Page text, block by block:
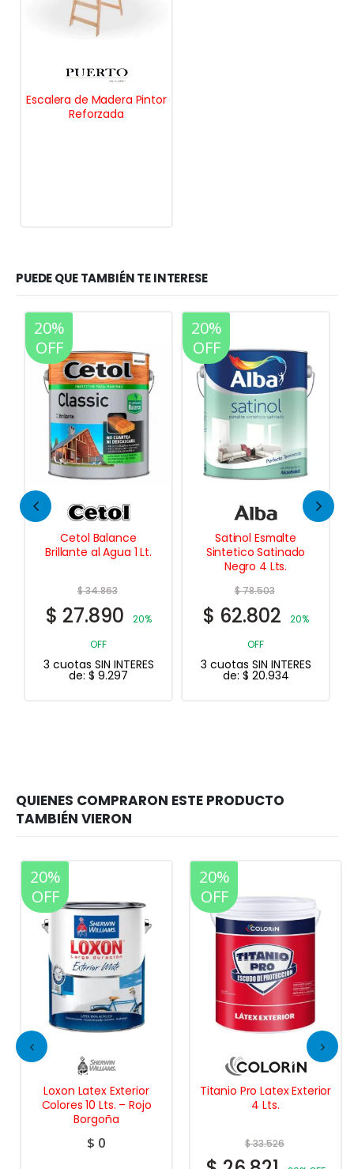
Escalera de Madera Pintor
Reforzada
PUEDE QUE TAMBIÉN TE INTERESE
20%
OFF
Cetol Balance
Brillante al Agua 1 Lt.
$34.863
$ 27.890
20%
OFF
3 cuotas SIN INTERES
de: $ 9.297
20%
OFF
Satinol Esmalte
Sintetico Satinado
Negro 4 Lts.
$78.503
$ 62.802
20%
OFF
3 cuotas SIN INTERES
de: $ 20.934
Exterior
10 Lts. – Rojo
OFF
Titanio Pro Latex Exterior
OFF
Renova